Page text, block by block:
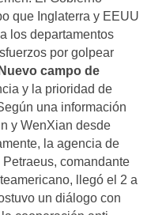
que Inglaterra y EEUU
los departamentos
por golpear
Nuevo campo de
y la prioridad de
una información
y WenXian desde
la agencia de
comandante
llegó el 2 a
un diálogo con